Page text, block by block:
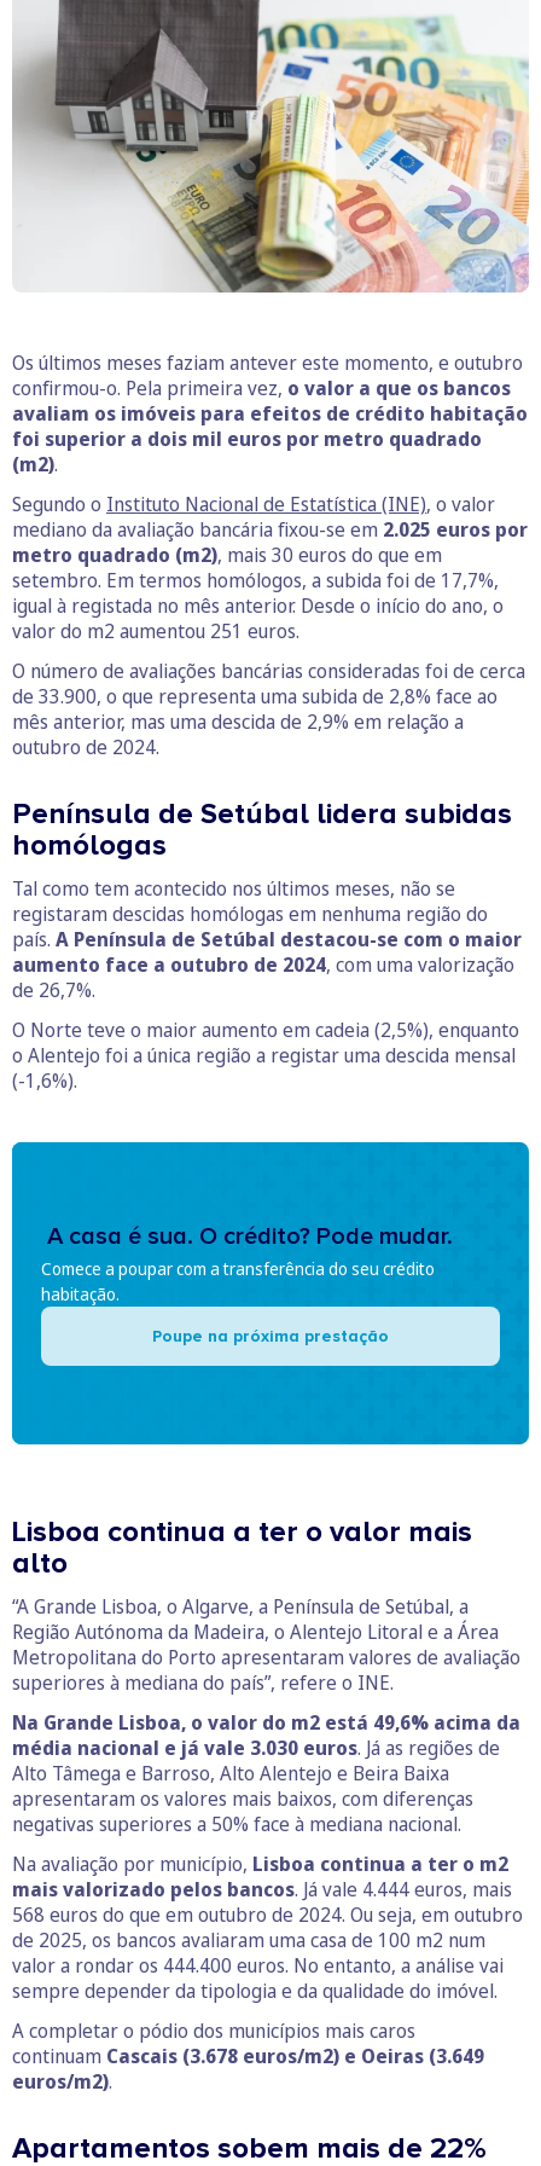
Os últimos meses faziam antever este momento, e outubro
confirmou-o. Pela primeira vez, o valor a que os bancos
avaliam os imóveis para efeitos de crédito habitação
foi superior a dois mil euros por metro quadrado
(m2).
Segundo o Instituto Nacional de Estatística (INE), o valor
mediano da avaliação bancária fixou-se em 2.025 euros por
metro quadrado (m2), mais 30 euros do que em
setembro. Em termos homólogos, a subida foi de 17,7%,
igual à registada no mês anterior. Desde o início do ano, o
valor do m2 aumentou 251 euros.
O número de avaliações bancárias consideradas foi de cerca
de 33.900, o que representa uma subida de 2,8% face ao
mês anterior, mas uma descida de 2,9% em relação a
outubro de 2024.
Península de Setúbal lidera subidas
homólogas
Tal como tem acontecido nos últimos meses, não se
registaram descidas homólogas em nenhuma região do
país. A Península de Setúbal destacou-se com o maior
aumento face a outubro de 2024, com uma valorização
de 26,7%.
O Norte teve o maior aumento em cadeia (2,5%), enquanto
o Alentejo foi a única região a registar uma descida mensal
(-1,6%).
A casa é sua. O crédito? Pode mudar.
Comece a poupar com a transferência do seu crédito
habitação.
Poupe na próxima prestação
Lisboa continua a ter o valor mais
alto
“A Grande Lisboa, o Algarve, a Península de Setúbal, a
Região Autónoma da Madeira, o Alentejo Litoral e a Área
Metropolitana do Porto apresentaram valores de avaliação
superiores à mediana do país”, refere o INE.
Na Grande Lisboa, o valor do m2 está 49,6% acima da
média nacional e já vale 3.030 euros. Já as regiões de
Alto Tâmega e Barroso, Alto Alentejo e Beira Baixa
apresentaram os valores mais baixos, com diferenças
negativas superiores a 50% face à mediana nacional.
Na avaliação por município, Lisboa continua a ter o m2
mais valorizado pelos bancos. Já vale 4.444 euros, mais
568 euros do que em outubro de 2024. Ou seja, em outubro
de 2025, os bancos avaliaram uma casa de 100 m2 num
valor a rondar os 444.400 euros. No entanto, a análise vai
sempre depender da tipologia e da qualidade do imóvel.
A completar o pódio dos municípios mais caros
continuam Cascais (3.678 euros/m2) e Oeiras (3.649
euros/m2).
Apartamentos sobem mais de 22%